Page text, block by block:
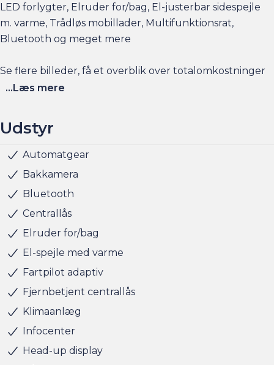
LED forlygter, Elruder for/bag, El-justerbar sidespejle
m. varme, Trådløs mobillader, Multifunktionsrat,
Bluetooth og meget mere
Se flere billeder, få et overblik over totalomkostninger
og faktorers påvirkning på rækkevidden på am.dk
am.dk - så er bilen gjort klar, når du kommer, og der er
sat tid af med en salgskonsulent til at snakke om
Har du behov for et billån, så kan vi hjælpe med
finansiering til markedets bedste priser og vilkår, og vi
tager naturligvis også gerne din nuværende bil i bytte,
hvis du har behov for at få afsat den.
Salgsafdelingen åbningstider:
Man-Fre kl. 10.00 - 17.00
Lørdag kl. 11.00 - 15.00
Søndag kl. 10.00 - 15.00
...Læs mere
Udstyr
Automatgear
Bakkamera
Bluetooth
Centrallås
Elruder for/bag
El-spejle med varme
Fartpilot adaptiv
Fjernbetjent centrallås
Klimaanlæg
Infocenter
Head-up display
Radio
Servo
Sædevarme for
Udvendig temperaturmåler
Alufælge
Fuld LED forlygter
LED baglygter
LED forlygter
LED kørelys
Armlæn
Justerbart rat
Kopholder
Rat m. varme
Splitbagsæde
Stofindtræk
ABS
Airbag
Antispin
ESP
Auto hold
Isofix
Startspærre
5 sæder